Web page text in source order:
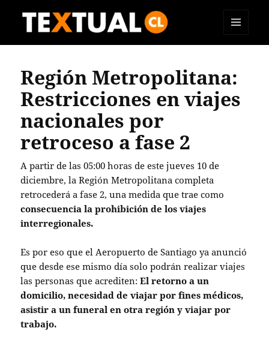
Región Metropolitana:
Restricciones en viajes
nacionales por
retroceso a fase 2
A partir de las 05:00 horas de este jueves 10 de
diciembre, la Región Metropolitana completa
retrocederá a fase 2, una medida que trae como
consecuencia la prohibición de los viajes
interregionales.
Es por eso que el Aeropuerto de Santiago ya anunció
que desde ese mismo día solo podrán realizar viajes
las personas que acrediten:El retorno a un
domicilio, necesidad de viajar por fines médicos,
asistir a un funeral en otra región y viajar por
trabajo.